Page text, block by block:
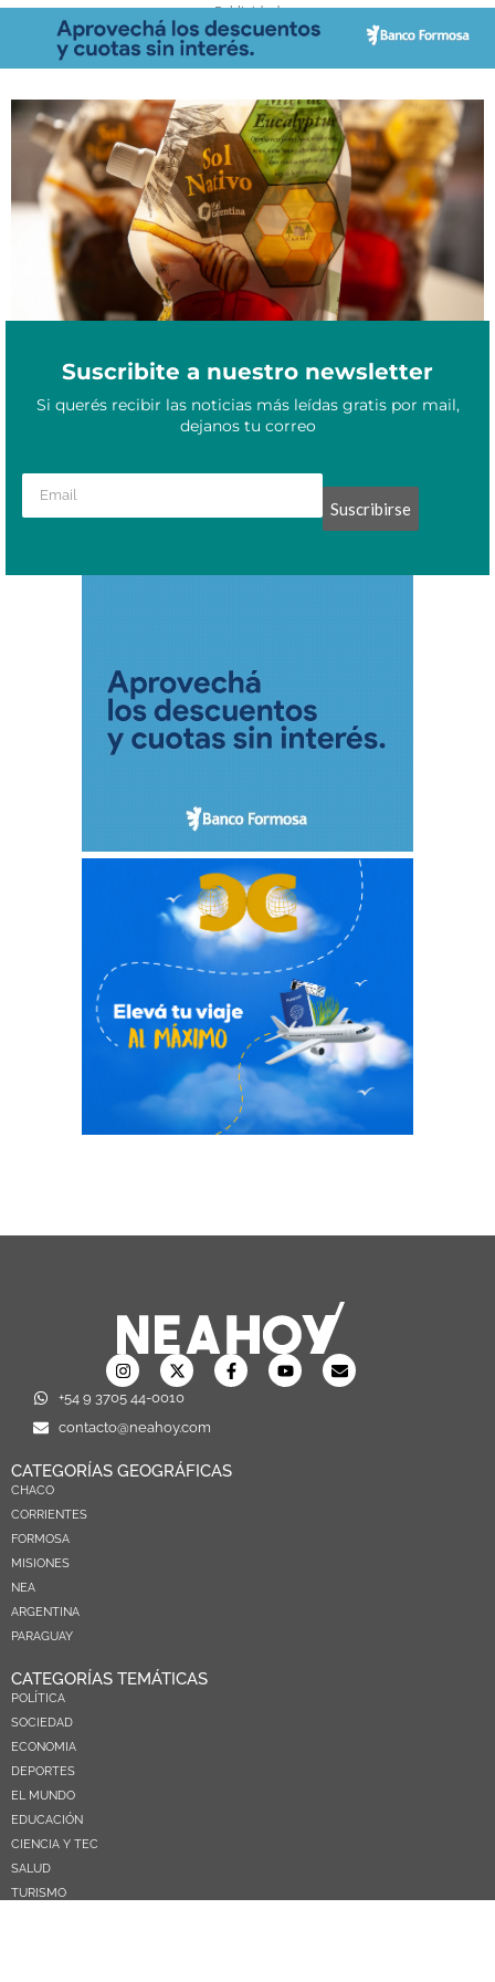
- Publicidad -
El sector cooperativista de Corrientes comienza a comercializar
en una red de productos nacionales
Marzo 26, 2021
Suscribite a nuestro newsletter
Si querés recibir las noticias más leídas gratis por mail,
dejanos tu correo
Suscribirse
+54 9 3705 44-0010
contacto@neahoy.com
CATEGORÍAS GEOGRÁFICAS
CHACO
CORRIENTES
FORMOSA
MISIONES
NEA
ARGENTINA
PARAGUAY
CATEGORÍAS TEMÁTICAS
POLÍTICA
SOCIEDAD
ECONOMIA
DEPORTES
EL MUNDO
EDUCACIÓN
CIENCIA Y TEC
SALUD
TURISMO